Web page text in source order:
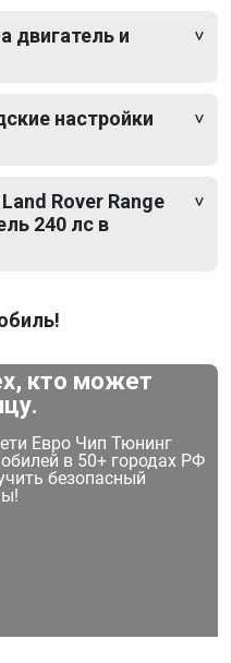
двигатель и
настройки
Rover Range
240 лс в
кто может
Евро Чип Тюнинг
в 50+ городах РФ
безопасный